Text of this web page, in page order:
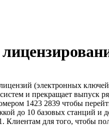
(электронных
и прекращает выпуск
1423 2839 чтобы
до 10 базовых станций и
для того, чтобы